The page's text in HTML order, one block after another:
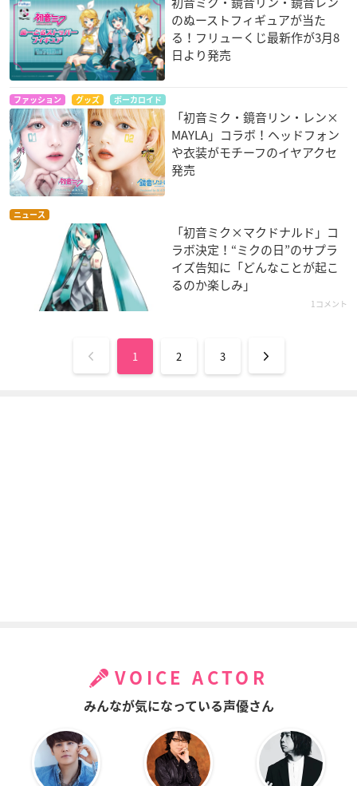
のぬーストフィギュアが当た
る！フリューくじ最新作が3月8
日より発売
ファッション グッズ ボーカロイド
「初音ミク・鏡音リン・レン×
MAYLA」コラボ！ヘッドフォン
や衣装がモチーフのイヤアクセ
発売
ニュース
「初音ミク×マクドナルド」コ
ラボ決定！“ミクの日”のサプラ
イズ告知に「どんなことが起こ
るのか楽しみ」
1コメント
1 2 3
VOICE ACTOR
みんなが気になっている声優さん